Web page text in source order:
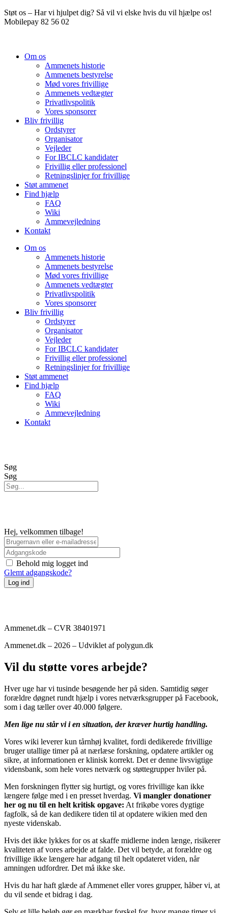
Videre
til
Støt os – Har vi hjulpet dig? Så vil vi elske hvis du vil hjælpe os!
Mobilepay 82 56 02
Om os
Ammenets historie
Ammenets bestyrelse
Mød vores frivillige
Ammenets vedtægter
Privatlivspolitik
Vores sponsorer
Bliv frivillig
Ordstyrer
Organisator
Vejleder
For IBCLC kandidater
Frivillig eller professionel
Retningslinjer for frivillige
Støt ammenet
Find hjælp
FAQ
Wiki
Ammevejledning
Kontakt
Om os
Ammenets historie
Ammenets bestyrelse
Mød vores frivillige
Ammenets vedtægter
Privatlivspolitik
Vores sponsorer
Bliv frivillig
Ordstyrer
Organisator
Vejleder
For IBCLC kandidater
Frivillig eller professionel
Retningslinjer for frivillige
Støt ammenet
Find hjælp
FAQ
Wiki
Ammevejledning
Kontakt
Søg
Søg
Hej, velkommen tilbage!
Behold mig logget ind
Glemt adgangskode?
Log ind
Ammenet.dk – CVR 38401971
Ammenet.dk – 2026 – Udviklet af polygun.dk
Vil du støtte vores arbejde?
Hver uge har vi tusinde besøgende her på siden. Samtidig søger
forældre døgnet rundt hjælp i vores netværksgrupper på Facebook,
som i dag tæller over 40.000 følgere.
Men lige nu står vi i en situation, der kræver hurtig handling.
Vores wiki leverer kun tårnhøj kvalitet, fordi dedikerede frivillige
bruger utallige timer på at nærlæse forskning, opdatere artikler og
sikre, at informationen er klinisk korrekt. Det er denne livsvigtige
vidensbank, som hele vores netværk og støttegrupper hviler på.
Men forskningen flytter sig hurtigt, og vores frivillige kan ikke
længere følge med i en presset hverdag. Vi mangler donationer
her og nu til en helt kritisk opgave: At frikøbe vores dygtige
fagfolk, så de kan dedikere tiden til at opdatere wikien med den
nyeste videnskab.
Hvis det ikke lykkes for os at skaffe midlerne inden længe, risikerer
kvaliteten af vores arbejde at falde. Det vil betyde, at forældre og
frivillige ikke længere har adgang til helt opdateret viden, når
amningen udfordrer. Det må ikke ske.
Hvis du har haft glæde af Ammenet eller vores grupper, håber vi, at
du vil sende et bidrag i dag.